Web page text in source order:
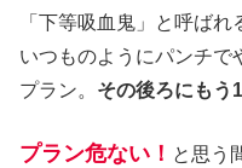
「下等吸血鬼」と呼ば
いつものようにパンチで
プラン。 その後ろにもう1
プラン危ない！ と思う